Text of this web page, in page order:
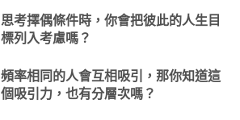
思考擇偶條件時，你會把彼此的人生目
標列入考慮嗎？
頻率相同的人會互相吸引，那你知道這
個吸引力，也有分層次嗎？